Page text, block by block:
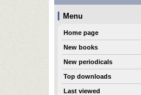
Menu
Home page
New books
New periodicals
Top downloads
Last viewed